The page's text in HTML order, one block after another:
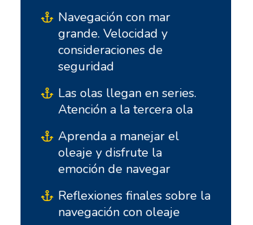
Navegación con mar
grande. Velocidad y
consideraciones de
seguridad
Las olas llegan en series.
Atención a la tercera ola
Aprenda a manejar el
oleaje y disfrute la
emoción de navegar
Reflexiones finales sobre la
navegación con oleaje
Primošten
Rogoznica
Bases Centrales
Marina Šangulin, Biograd
ACI Marina Vodice
D-Marin Dalmacija,